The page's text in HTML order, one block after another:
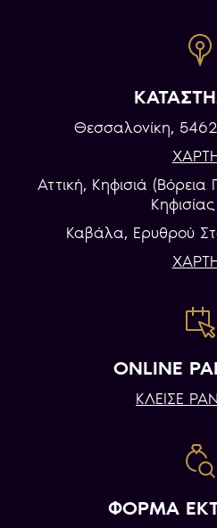
Θεσσαλονίκη,
Αττική, Κηφισιά
Καβάλα, Eρυθρού
ONLINE
ΚΛΕΙΣΕ
ΦΟΡΜΑ